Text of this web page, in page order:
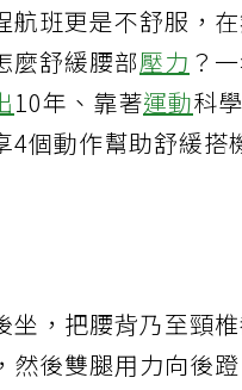
航班更是不舒服，
麼舒緩腰部壓力 ？
10年、靠著運動科
4個動作幫助舒緩搭
坐，把腰背乃至頸
然後雙腿用力向後